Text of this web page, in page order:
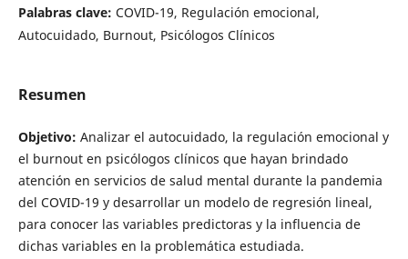
Palabras clave: COVID-19, Regulación emocional,
Autocuidado, Burnout, Psicólogos Clínicos
Resumen
Objetivo: Analizar el autocuidado, la regulación emocional y
el burnout en psicólogos clínicos que hayan brindado
atención en servicios de salud mental durante la pandemia
del COVID-19 y desarrollar un modelo de regresión lineal,
para conocer las variables predictoras y la influencia de
dichas variables en la problemática estudiada.